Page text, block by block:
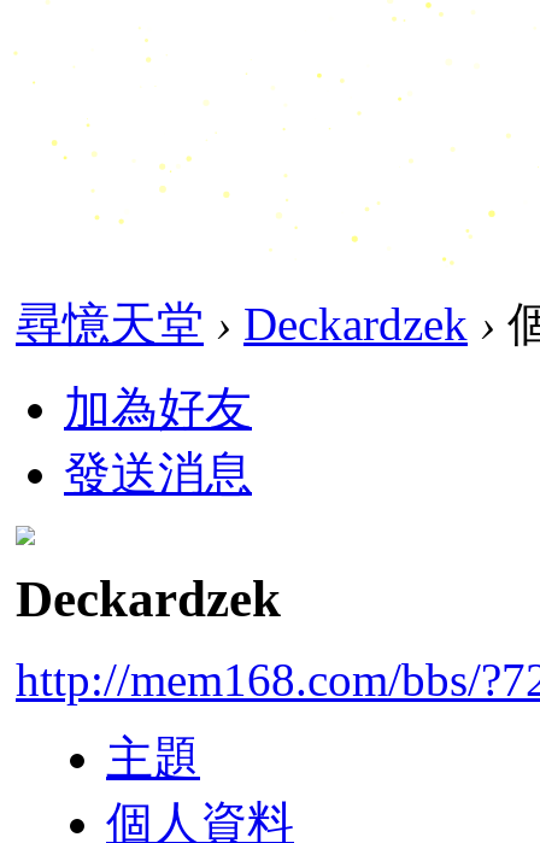
尋憶天堂 › Deckardzek ›
加為好友
發送消息
Deckardzek
http://mem168.com/bbs/
主題
個人資料